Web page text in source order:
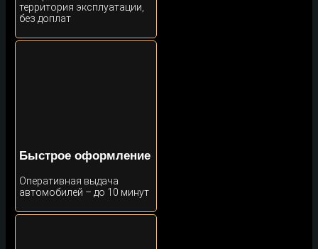
территория эксплуатации,
без доплат
Быстрое оформление
Оперативная выдача
автомобилей – до 10 минут